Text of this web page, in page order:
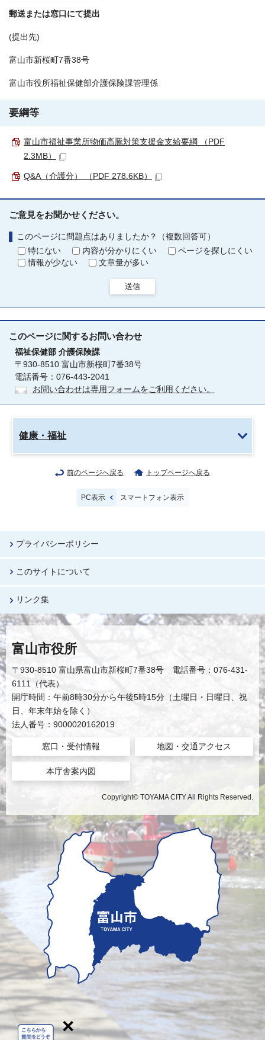
郵送または窓口にて提出
(提出先)
富山市新桜町7番38号
富山市役所福祉保健部介護保険課管理係
要綱等
富山市福祉事業所物価高騰対策支援金支給要綱 （PDF
2.3MB）
Q&A（介護分） （PDF 278.6KB）
ご意見をお聞かせください。
このページに問題点はありましたか？（複数回答可）
特にない
内容が分かりにくい
ページを探しにくい
情報が少ない
文章量が多い
送信
このページに関するお問い合わせ
福祉保健部 介護保険課
〒930-8510 富山市新桜町7番38号
電話番号：076-443-2041
お問い合わせは専用フォームをご利用ください。
健康・福祉
前のページへ戻る トップページへ戻る
PC表示 スマートフォン表示
プライバシーポリシー
このサイトについて
リンク集
富山市役所
〒930-8510 富山県富山市新桜町7番38号 電話番号：076-431-
6111（代表）
開庁時間：午前8時30分から午後5時15分（土曜日・日曜日、祝
日、年末年始を除く）
法人番号：9000020162019
窓口・受付情報 地図・交通アクセス
本庁舎案内図
Copyright© TOYAMA CITY All Rights Reserved.
×